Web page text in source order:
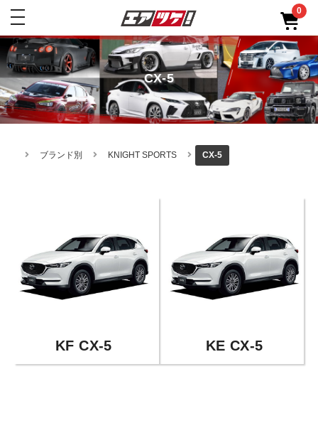
toggle
0
CX-5
ブランド別 KNIGHT SPORTS CX-5
KF CX-5 KE CX-5